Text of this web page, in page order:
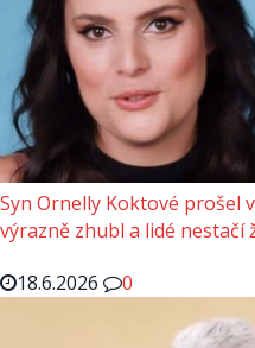
Syn Ornelly Koktové prošel
výrazně zhubl a lidé nestačí
18.6.2026
0